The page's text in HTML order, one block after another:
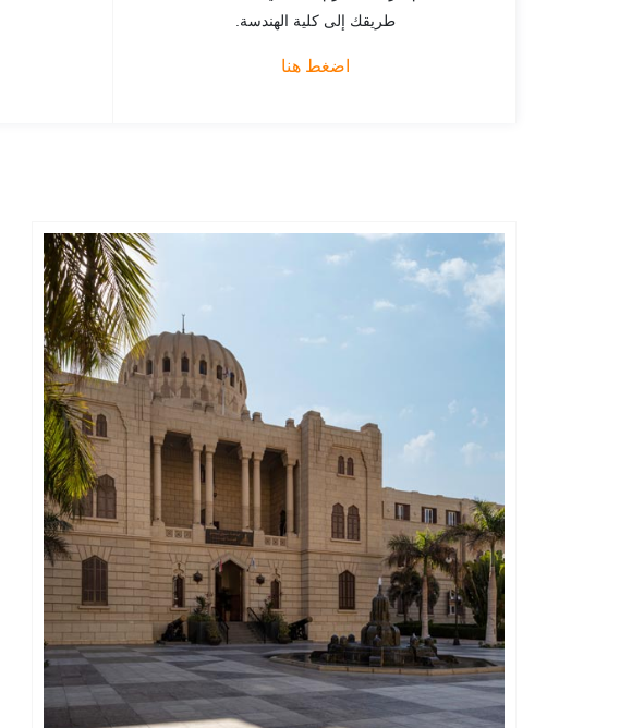
طريقك إلى كلية الهندسة.
اضغط هنا